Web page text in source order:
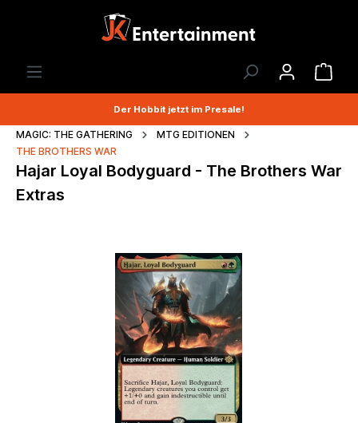
Der Hobbit jetzt im Presale!
MAGIC: THE GATHERING
MTG EDITIONEN
THE BROTHERS WAR
Hajar Loyal Bodyguard - The Brothers War
Extras